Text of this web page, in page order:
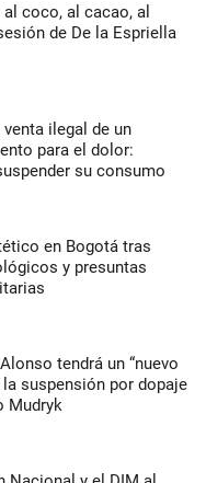
coco, al cacao, al
de De la Espriella
ilegal de un
para el dolor:
su consumo
en Bogotá tras
y presuntas
tendrá un “nuevo
suspensión por dopaje
Mudryk